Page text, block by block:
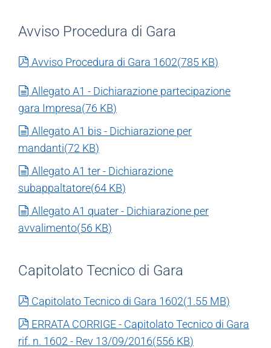
Avviso Procedura di Gara
pdf
Avviso Procedura di Gara 1602(785 KB)
document
Allegato A1 - Dichiarazione partecipazione
gara Impresa(76 KB)
document
Allegato A1 bis - Dichiarazione per
mandanti(72 KB)
document
Allegato A1 ter - Dichiarazione
subappaltatore(64 KB)
document
Allegato A1 quater - Dichiarazione per
avvalimento(56 KB)
Capitolato Tecnico di Gara
pdf
Capitolato Tecnico di Gara 1602(1.55 MB)
pdf
ERRATA CORRIGE - Capitolato Tecnico di Gara
rif. n. 1602 - Rev 13/09/2016(556 KB)